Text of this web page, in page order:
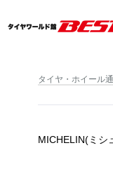
タイヤ・ホイール
MICHELIN(ミシ